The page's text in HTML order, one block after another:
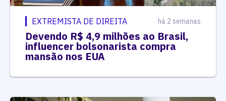
EXTREMISTA DE DIREITA há 2 semanas
Devendo R$ 4,9 milhões ao Brasil,
influencer bolsonarista compra
mansão nos EUA